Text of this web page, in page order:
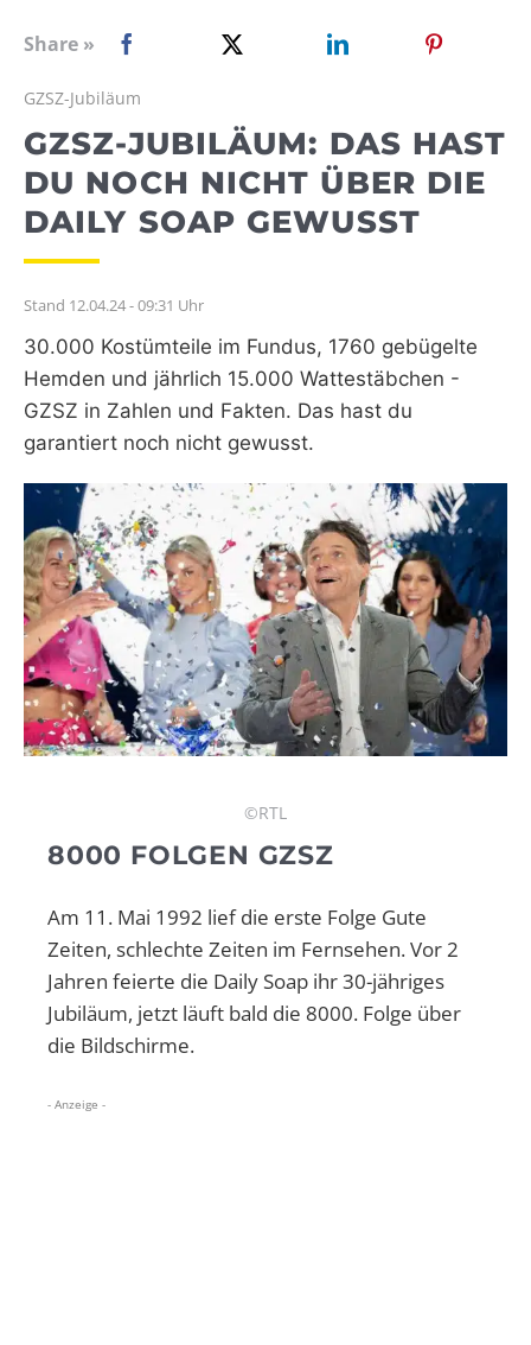
WEBRADIO
Share »
GZSZ-Jubiläum
GZSZ-JUBILÄUM: DAS HAST
DU NOCH NICHT ÜBER DIE
DAILY SOAP GEWUSST
Stand 12.04.24 - 09:31 Uhr
30.000 Kostümteile im Fundus, 1760 gebügelte
Hemden und jährlich 15.000 Wattestäbchen -
GZSZ in Zahlen und Fakten. Das hast du
garantiert noch nicht gewusst.
©RTL
8000 FOLGEN GZSZ
Am 11. Mai 1992 lief die erste Folge Gute
Zeiten, schlechte Zeiten im Fernsehen. Vor 2
Jahren feierte die Daily Soap ihr 30-jähriges
Jubiläum, jetzt läuft bald die 8000. Folge über
die Bildschirme.
- Anzeige -